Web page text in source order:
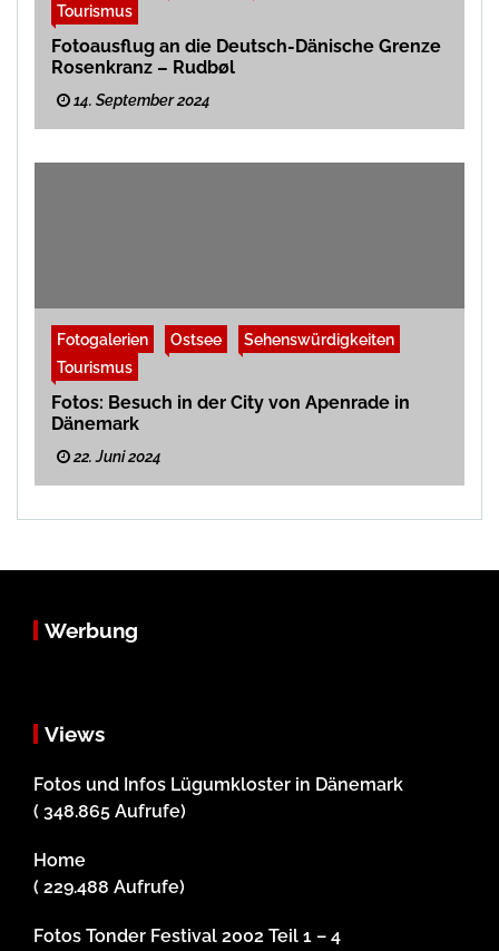
Tourismus
Fotoausflug an die Deutsch-Dänische Grenze
Rosenkranz – Rudbøl
14. September 2024
Fotogalerien Ostsee
Sehenswürdigkeiten
Tourismus
Fotos: Besuch in der City von Apenrade in
Dänemark
22. Juni 2024
Werbung
Views
Fotos und Infos Lügumkloster in Dänemark
( 348.865 Aufrufe)
Home
( 229.488 Aufrufe)
Fotos Tonder Festival 2002 Teil 1 – 4